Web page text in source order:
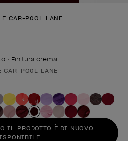
CAR-POOL LANE
• Finitura crema
CAR-POOL LANE
IL PRODOTTO È DI NUOVO